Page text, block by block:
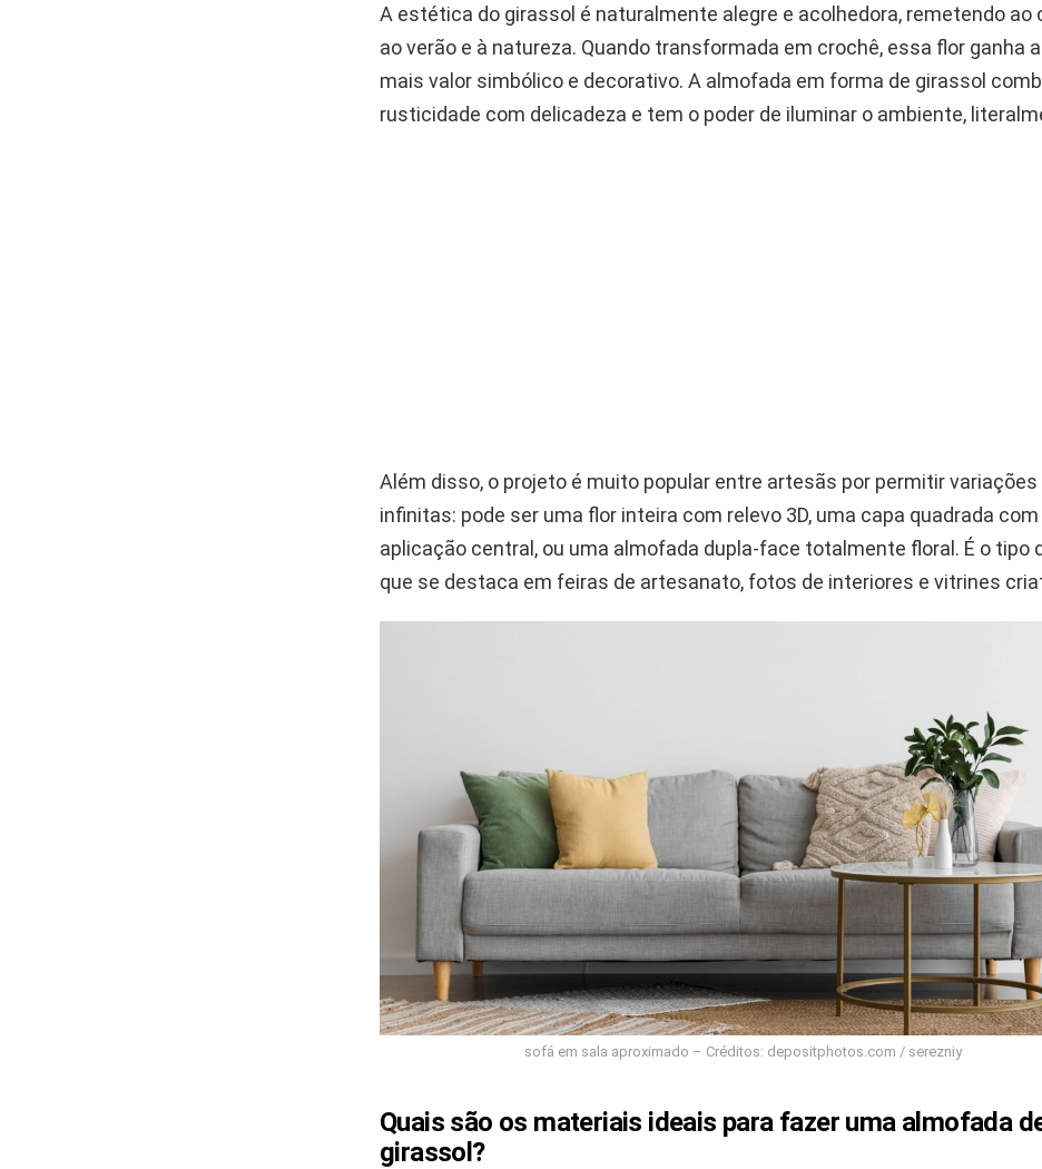
A estética do girassol é naturalmente alegre e acolhedora, remetendo ao
ao verão e à natureza. Quando transformada em crochê, essa flor ganha
mais valor simbólico e decorativo. A almofada em forma de girassol
rusticidade com delicadeza e tem o poder de iluminar o ambiente,
Além disso, o projeto é muito popular entre artesãs por permitir variações
infinitas: pode ser uma flor inteira com relevo 3D, uma capa quadrada com
aplicação central, ou uma almofada dupla-face totalmente floral. É o tipo
que se destaca em feiras de artesanato, fotos de interiores e vitrines
sofá em sala aproximado – Créditos: depositphotos.com / serezniy
Quais são os materiais ideais para fazer uma almofada
girassol?